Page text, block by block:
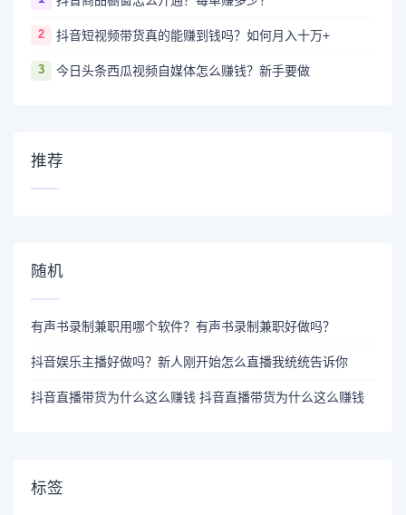
2 抖音短视频带货真的能赚到钱吗？如何月入十万+
3 今日头条西瓜视频自媒体怎么赚钱？新手要做
推荐
随机
有声书录制兼职用哪个软件？有声书录制兼职好做吗？
抖音娱乐主播好做吗？新人刚开始怎么直播我统统告诉你
抖音直播带货为什么这么赚钱 抖音直播带货为什么这么赚钱
标签